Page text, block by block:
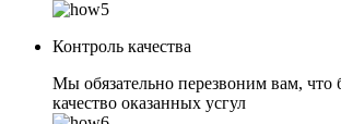
Контроль качества
Мы обязательно перезвоним вам, что
качество оказанных усгул